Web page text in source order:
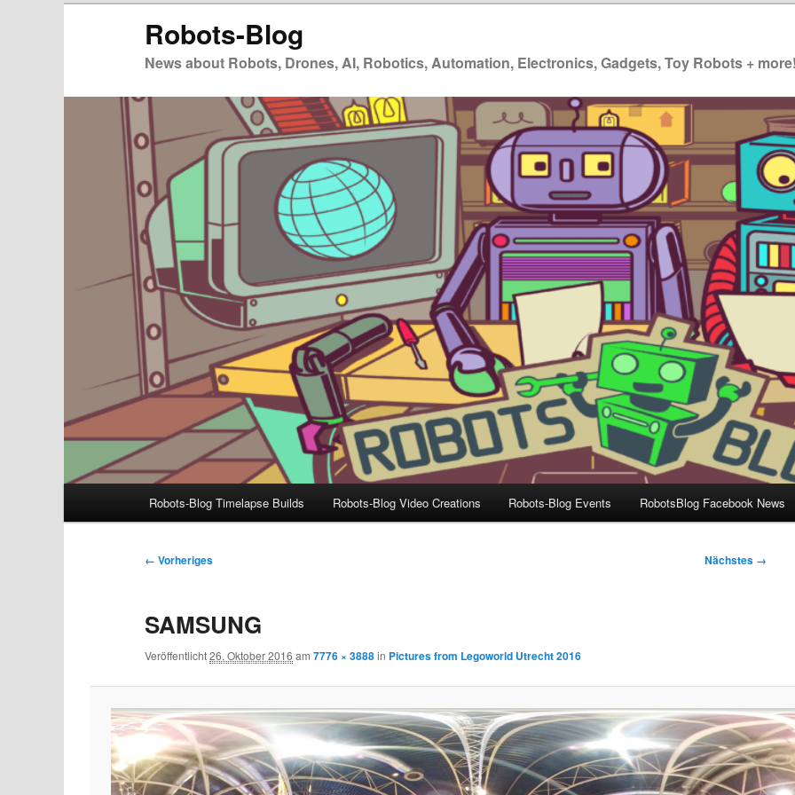
Robots-Blog
News about Robots, Drones, AI, Robotics, Automation, Electronics, Gadgets, Toy Robots + more!
Robots-Blog Timelapse Builds Robots-Blog Video Creations Robots-Blog Events RobotsBlog Facebook News
Bilder-
← Vorheriges Nächstes →
SAMSUNG
Veröffentlicht26. Oktober 2016 am7776 × 3888in Pictures from Legoworld Utrecht 2016